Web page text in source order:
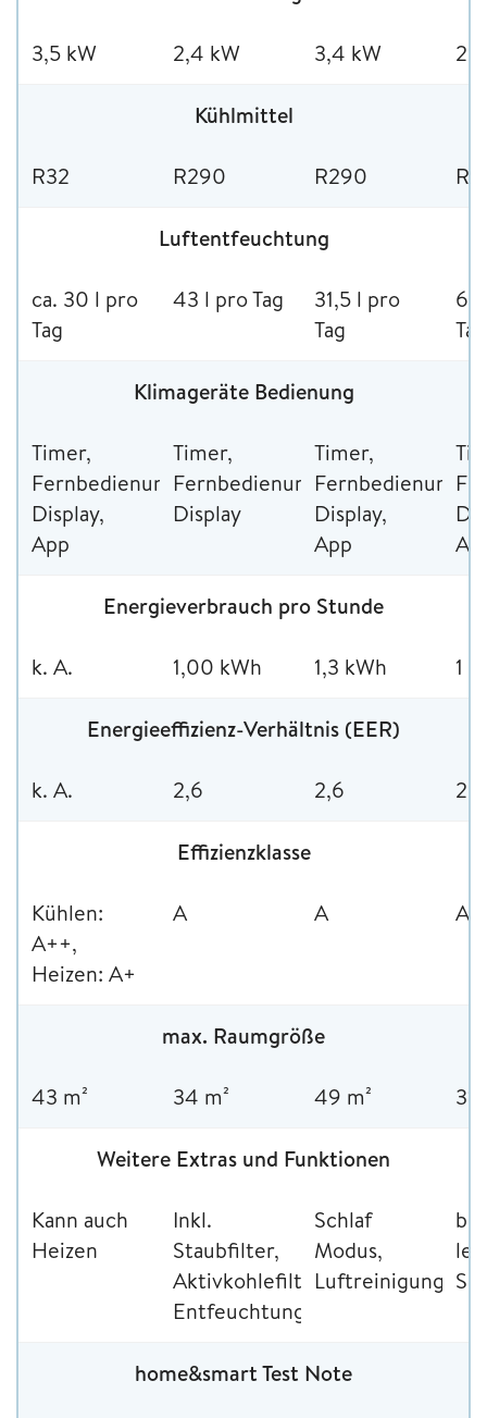
3,5 kW 2,4 kW 3,4 kW
Kühlmittel
R32 R290 R290
Luftentfeuchtung
ca. 30 l pro
Tag
43 l pro Tag
31,5 l pro
Tag
Tag
Klimageräte Bedienung
Timer,
Fernbedienung,
Display,
App
Timer,
Fernbedienung,
Display
Timer,
Fernbedienung,
Display,
App
Energieverbrauch pro Stunde
k. A. 1,00 kWh 1,3 kWh 1
Energieeffizienz-Verhältnis (EER)
k. A. 2,6 2,6 2,6
Effizienzklasse
Kühlen:
A++,
Heizen: A+
A A A
max. Raumgröße
43 m² 34 m² 49 m² 31
Weitere Extras und Funktionen
Kann auch
Heizen
Inkl.
Staubfilter,
Aktivkohlefilter,
Entfeuchtungsfuntkion
Schlaf
Modus,
home&smart Test Note